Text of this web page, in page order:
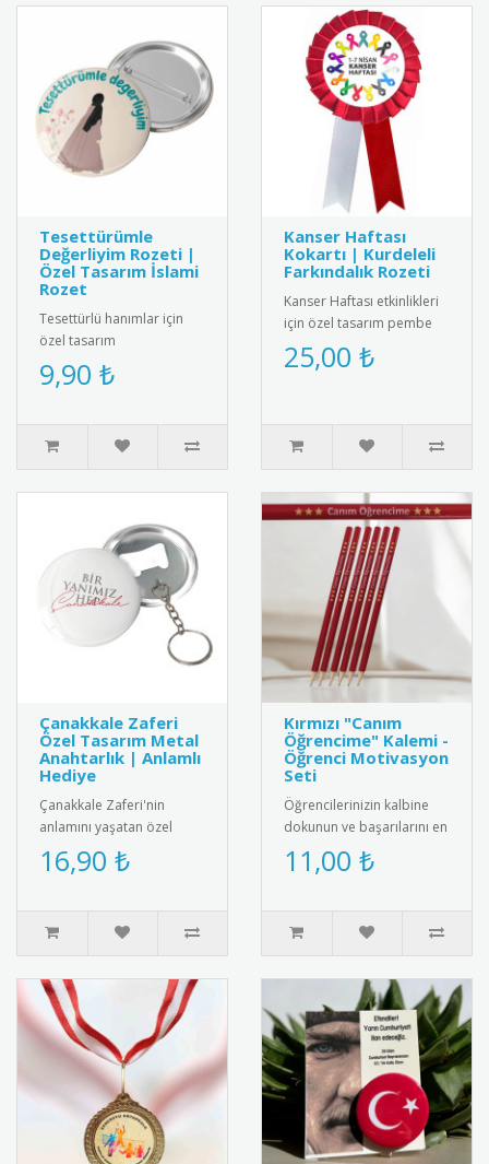
Tesettürümle
Değerliyim Rozeti |
Özel Tasarım İslami
Rozet
Tesettürlü hanımlar için
özel tasarım
"Tesettürümle Değerliyim"
rozeti. Yüksek kaliteli metal
9,90 ₺
Kanser Haftası
Kokartı | Kurdeleli
Farkındalık Rozeti
Kanser Haftası etkinlikleri
için özel tasarım pembe
kurdeleli kokart. Yüksek
kalite metal malzemeden..
25,00 ₺
Çanakkale Zaferi
Özel Tasarım Metal
Anahtarlık | Anlamlı
Hediye
Çanakkale Zaferi'nin
anlamını yaşatan özel
tasarım metal anahtarlık.
Yüksek kaliteli paslanmaz
16,90 ₺
Kırmızı "Canım
Öğrencime" Kalemi -
Öğrenci Motivasyon
Seti
Öğrencilerinizin kalbine
dokunun ve başarılarını en
anlamlı şekilde takdir edin!
Canlı kırmızı rengi..
11,00 ₺